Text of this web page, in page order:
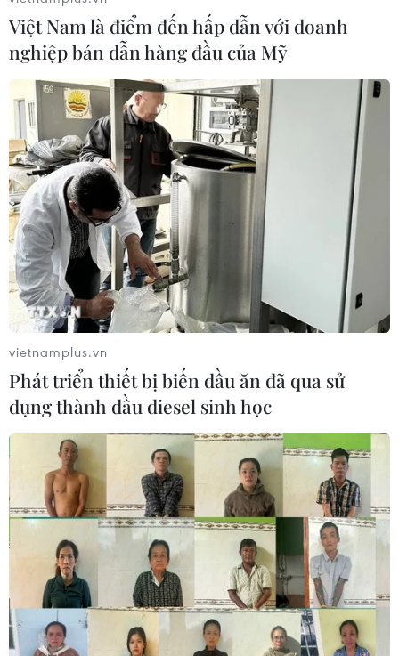
TIN CÙNG CHUYÊN MỤC
Thị trường vaccine thế giới chuyển
Việt Nam là điểm đến hấp dẫn với doanh
nghiệp bán dẫn hàng đầu của Mỹ
vietnamplus.vn
Phát triển thiết bị biến dầu ăn đã qua sử
dụng thành dầu diesel sinh học